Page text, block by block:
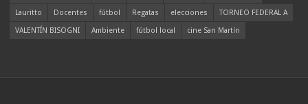
Lauritto
Docentes fútbol Regatas elecciones
TORNEO FEDERAL A
VALENTÍN BISOGNI
Ambiente fútbol local cine San Martín